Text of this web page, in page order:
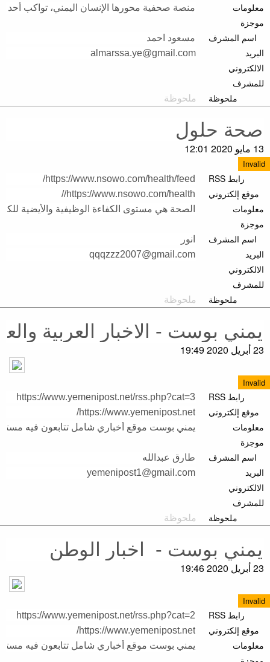
معلومات
موجزة
اسم المشرف
البريد
الالكتروني
للمشرف
ملحوظة
13 مايو 2020 12:01
Invalid
رابط RSS
موقع إلكتروني
معلومات
موجزة
اسم المشرف
البريد
الالكتروني
للمشرف
ملحوظة
23 أبريل 2020 19:49
Invalid
رابط RSS
موقع إلكتروني
معلومات
موجزة
اسم المشرف
البريد
الالكتروني
للمشرف
ملحوظة
23 أبريل 2020 19:46
Invalid
رابط RSS
موقع إلكتروني
معلومات